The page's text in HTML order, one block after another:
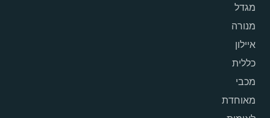
מגדל
מנורה
איילון
כללית
מכבי
מאוחדת